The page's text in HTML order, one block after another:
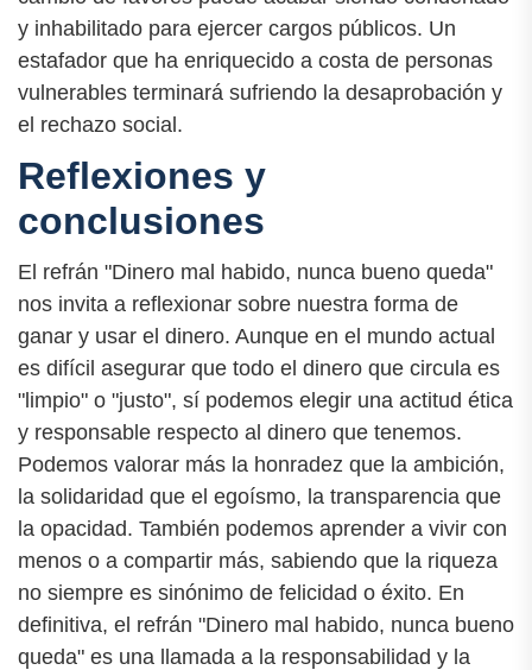
y inhabilitado para ejercer cargos públicos. Un
estafador que ha enriquecido a costa de personas
vulnerables terminará sufriendo la desaprobación y
el rechazo social.
Reflexiones y
conclusiones
El refrán "Dinero mal habido, nunca bueno queda"
nos invita a reflexionar sobre nuestra forma de
ganar y usar el dinero. Aunque en el mundo actual
es difícil asegurar que todo el dinero que circula es
"limpio" o "justo", sí podemos elegir una actitud ética
y responsable respecto al dinero que tenemos.
Podemos valorar más la honradez que la ambición,
la solidaridad que el egoísmo, la transparencia que
la opacidad. También podemos aprender a vivir con
menos o a compartir más, sabiendo que la riqueza
no siempre es sinónimo de felicidad o éxito. En
definitiva, el refrán "Dinero mal habido, nunca bueno
queda" es una llamada a la responsabilidad y la